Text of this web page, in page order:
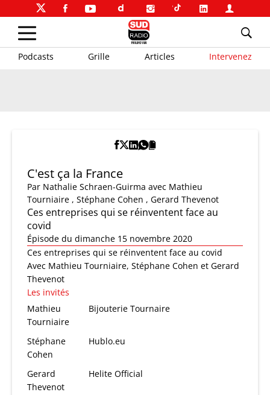
Podcasts Grille Articles Intervenez
C'est ça la France
Par Nathalie Schraen-Guirma avec Mathieu
Tourniaire , Stéphane Cohen , Gerard Thevenot
Ces entreprises qui se réinventent face au
covid
Épisode du dimanche 15 novembre 2020
Ces entreprises qui se réinventent face au covid
Avec Mathieu Tourniaire, Stéphane Cohen et Gerard
Thevenot
Les invités
Mathieu
Tourniaire
Bijouterie Tournaire
Stéphane
Cohen
Hublo.eu
Gerard
Thevenot
Helite Official